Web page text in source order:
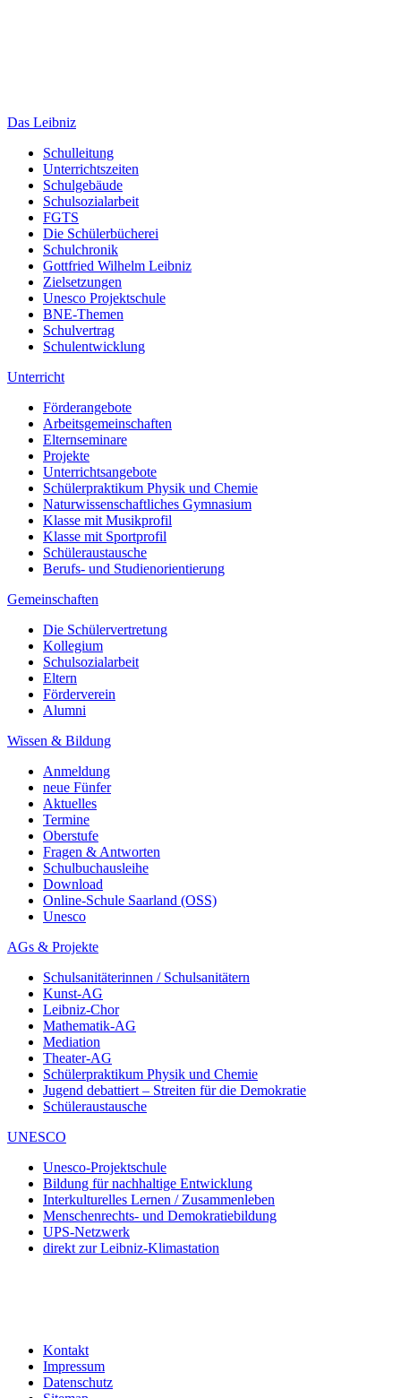
Das Leibniz
Schulleitung
Unterrichtszeiten
Schulgebäude
Schulsozialarbeit
FGTS
Die Schülerbücherei
Schulchronik
Gottfried Wilhelm Leibniz
Zielsetzungen
Unesco Projektschule
BNE-Themen
Schulvertrag
Schulentwicklung
Unterricht
Förderangebote
Arbeitsgemeinschaften
Elternseminare
Projekte
Unterrichtsangebote
Schülerpraktikum Physik und Chemie
Naturwissenschaftliches Gymnasium
Klasse mit Musikprofil
Klasse mit Sportprofil
Schüleraustausche
Berufs- und Studienorientierung
Gemeinschaften
Die Schülervertretung
Kollegium
Schulsozialarbeit
Eltern
Förderverein
Alumni
Wissen & Bildung
Anmeldung
neue Fünfer
Aktuelles
Termine
Oberstufe
Fragen & Antworten
Schulbuchausleihe
Download
Online-Schule Saarland (OSS)
Unesco
AGs & Projekte
Schulsanitäterinnen / Schulsanitätern
Kunst-AG
Leibniz-Chor
Mathematik-AG
Mediation
Theater-AG
Schülerpraktikum Physik und Chemie
Jugend debattiert – Streiten für die Demokratie
Schüleraustausche
UNESCO
Unesco-Projektschule
Bildung für nachhaltige Entwicklung
Interkulturelles Lernen / Zusammenleben
Menschenrechts- und Demokratiebildung
UPS-Netzwerk
direkt zur Leibniz-Klimastation
Kontakt
Impressum
Datenschutz